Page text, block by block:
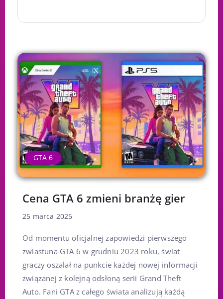
GTA 6
Cena GTA 6 zmieni branżę gier
25 marca 2025
Od momentu oficjalnej zapowiedzi pierwszego
zwiastuna GTA 6 w grudniu 2023 roku, świat
graczy oszalał na punkcie każdej nowej informacji
związanej z kolejną odsłoną serii Grand Theft
Auto. Fani GTA z całego świata analizują każdą